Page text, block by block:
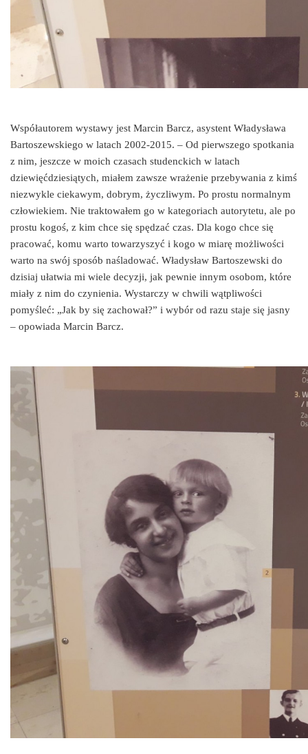
Współautorem wystawy jest Marcin Barcz, asystent Władysława
Bartoszewskiego w latach 2002-2015. – Od pierwszego spotkania
z nim, jeszcze w moich czasach studenckich w latach
dziewięćdziesiątych, miałem zawsze wrażenie przebywania z kimś
niezwykle ciekawym, dobrym, życzliwym. Po prostu normalnym
człowiekiem. Nie traktowałem go w kategoriach autorytetu, ale po
prostu kogoś, z kim chce się spędzać czas. Dla kogo chce się
pracować, komu warto towarzyszyć i kogo w miarę możliwości
warto na swój sposób naśladować. Władysław Bartoszewski do
dzisiaj ułatwia mi wiele decyzji, jak pewnie innym osobom, które
miały z nim do czynienia. Wystarczy w chwili wątpliwości
pomyśleć: „Jak by się zachował?” i wybór od razu staje się jasny
– opowiada Marcin Barcz.